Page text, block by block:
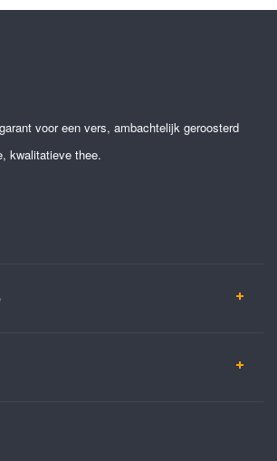
voor een vers, ambachtelijk geroosterd
kwalitatieve thee.